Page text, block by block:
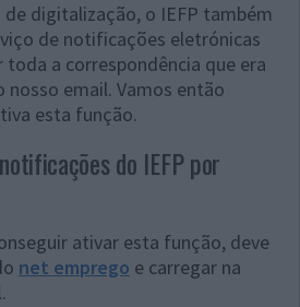
digitalização, o IEFP também
de notificações eletrónicas
a correspondência que era
nosso email. Vamos então
esta função.
do IEFP por
ativar esta função, deve
net emprego e carregar na
.